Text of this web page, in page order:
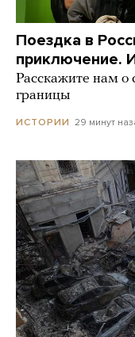
Поездка в
приключение.
Расскажите нам о
границы
ИСТОРИИ 29 минут